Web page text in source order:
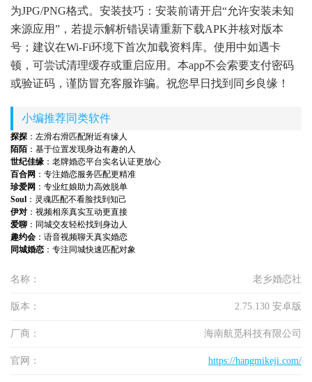
为JPG/PNG格式。安装技巧：安装前请开启“允许安装未知
来源应用”，若提示解析错误请重新下载APK并核对版本
号；建议在Wi-Fi环境下首次加载资料库。使用中如遇卡
顿，可尝试清理缓存或重启应用。本app不会索要支付密码
或验证码，谨防冒充客服诈骗。祝您早日找到同乡良缘！
小编推荐同类软件
探探 ：左滑右滑匹配附近有缘人
陌陌 ：基于位置发现身边有趣的人
世纪佳缘 ：老牌婚恋平台实名认证更放心
百合网 ：专注婚恋服务匹配更精准
珍爱网 ：专业红娘助力高效脱单
Soul ：灵魂匹配不看脸找到知己
伊对 ：视频相亲真实互动更直接
爱聊 ：同城交友轻松找到身边人
趣约会 ：语音视频聊天真实婚恋
同城婚恋 ：专注同城快速匹配对象
名称： 老乡婚恋社
版本： 2.75.130 安卓版
厂商： 海南航觅科技有限公司
官网： https://hangmikeji.com/